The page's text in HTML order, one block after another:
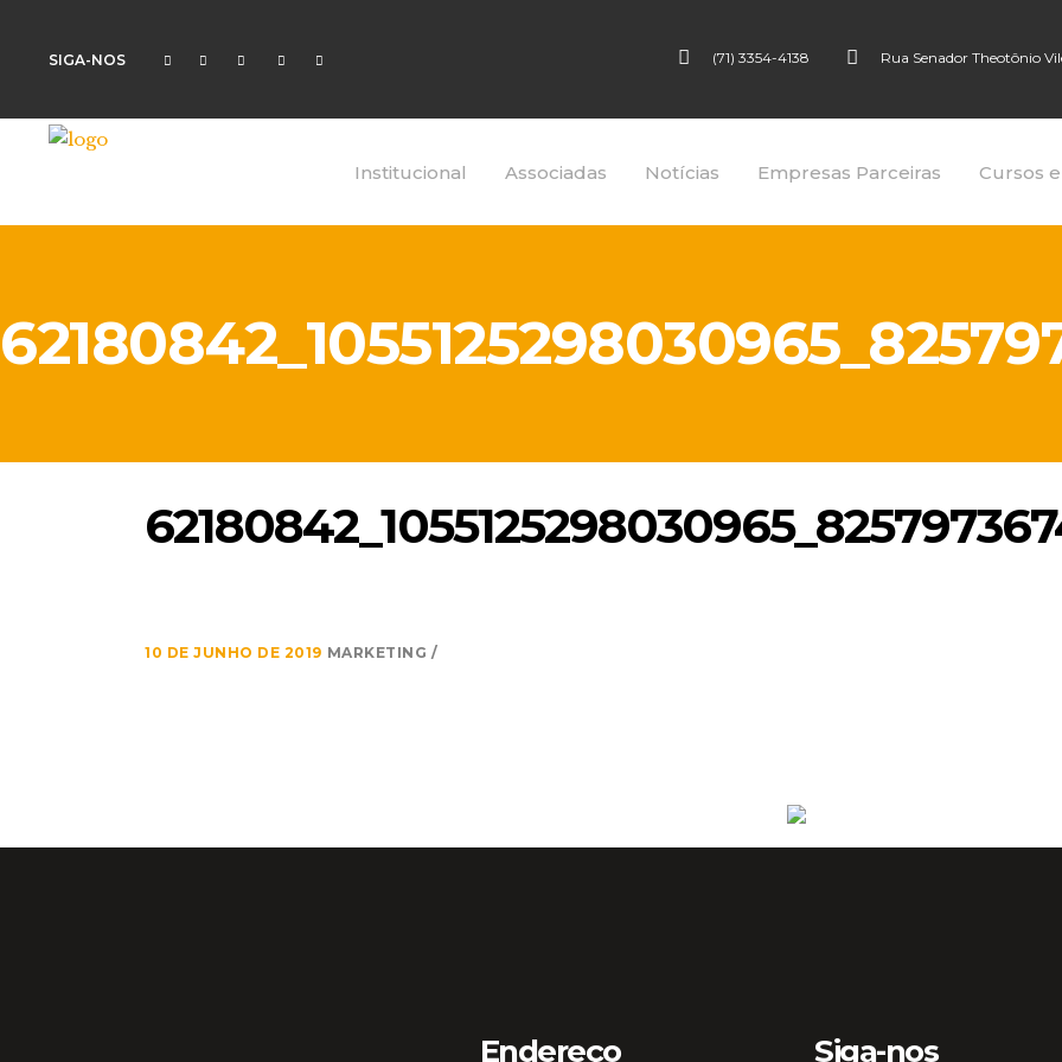
SIGA-NOS (71) 3354-4138 Rua Senador Theotônio
Institucional Associadas Notícias Empresas Parceiras Cursos
10 DE JUNHO DE 2019 MARKETING
Endereço Siga-nos